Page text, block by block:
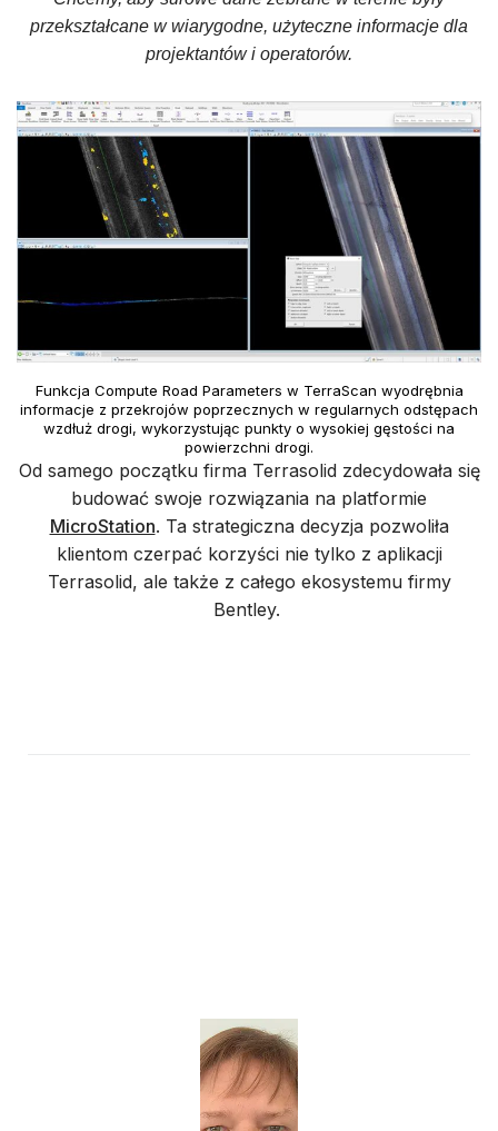
przekształcane w wiarygodne, użyteczne informacje dla
projektantów i operatorów.
Funkcja Compute Road Parameters w TerraScan wyodrębnia
informacje z przekrojów poprzecznych w regularnych odstępach
wzdłuż drogi, wykorzystując punkty o wysokiej gęstości na
powierzchni drogi.
Od samego początku firma Terrasolid zdecydowała się
budować swoje rozwiązania na platformie
MicroStation. Ta strategiczna decyzja pozwoliła
klientom czerpać korzyści nie tylko z aplikacji
Terrasolid, ale także z całego ekosystemu firmy
Bentley.